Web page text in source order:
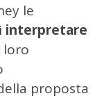
le
interpretare
loro
proposta